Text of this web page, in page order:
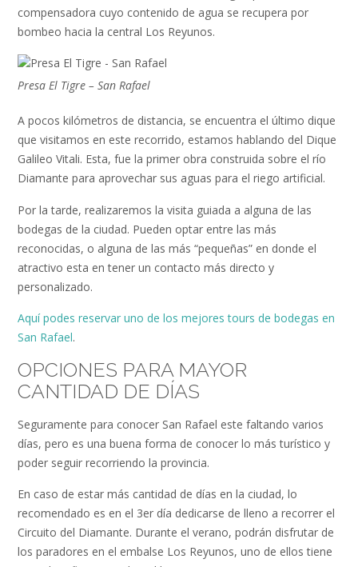
compensadora cuyo contenido de agua se recupera por
bombeo hacia la central Los Reyunos.
Presa El Tigre – San Rafael
A pocos kilómetros de distancia, se encuentra el último dique
que visitamos en este recorrido, estamos hablando del Dique
Galileo Vitali. Esta, fue la primer obra construida sobre el río
Diamante para aprovechar sus aguas para el riego artificial.
Por la tarde, realizaremos la visita guiada a alguna de las
bodegas de la ciudad. Pueden optar entre las más
reconocidas, o alguna de las más “pequeñas” en donde el
atractivo esta en tener un contacto más directo y
personalizado.
Aquí podes reservar uno de los mejores tours de bodegas en
San Rafael.
OPCIONES PARA MAYOR
CANTIDAD DE DÍAS
Seguramente para conocer San Rafael este faltando varios
días, pero es una buena forma de conocer lo más turístico y
poder seguir recorriendo la provincia.
En caso de estar más cantidad de días en la ciudad, lo
recomendado es en el 3er día dedicarse de lleno a recorrer el
Circuito del Diamante. Durante el verano, podrán disfrutar de
los paradores en el embalse Los Reyunos, uno de ellos tiene